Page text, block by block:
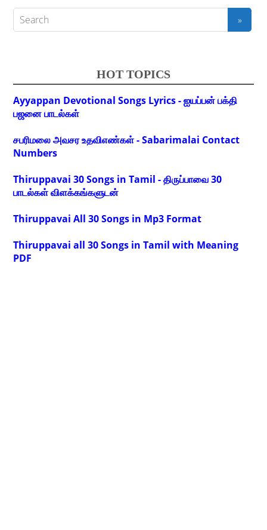
HOT TOPICS
Ayyappan Devotional Songs Lyrics - ஐயப்பன் பக்தி
பஜனை பாடல்கள்
சபரிமலை அவசர உதவிஎண்கள் - Sabarimalai Contact
Numbers
Thiruppavai 30 Songs in Tamil - திருப்பாவை 30
பாடல்கள் விளக்கங்களுடன்
Thiruppavai All 30 Songs in Mp3 Format
Thiruppavai all 30 Songs in Tamil with Meaning
PDF